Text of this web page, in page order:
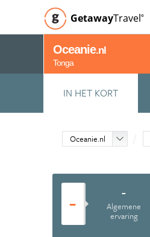
GetawayTravel©
Oceanie.nl
Tonga
IN HET KORT
Oceanie.nl
- -
Algemene
ervaring